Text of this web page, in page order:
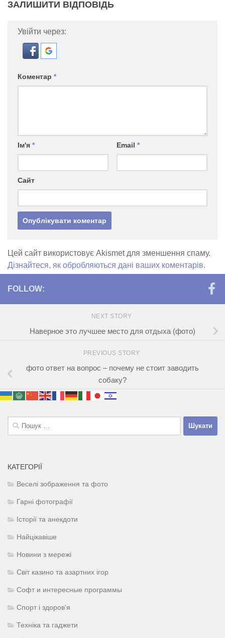
ЗАЛИШИТИ ВІДПОВІДЬ
Увійти через:
Коментар *
Ім'я * Email *
Сайт
Цей сайт використовує Akismet для зменшення спаму.
Дізнайтеся, як обробляються дані ваших коментарів.
FOLLOW:
NEXT STORY
Наверное это лучшее место для отдыха (фото)
PREVIOUS STORY
фото ответ на вопрос – почему не стоит заводить
собаку?
Пошук:
КАТЕГОРІЇ
Веселі зображення та фото
Гарні фотографії
Історії та анекдоти
Найцікавіше
Новини з мережі
Світ казино та азартних ігор
Софт и интересные программы
Спорт і здоров'я
Техніка та гаджети